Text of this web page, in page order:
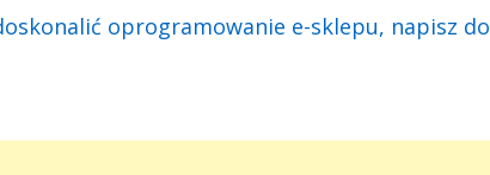
oprogramowanie e-sklepu, napisz do